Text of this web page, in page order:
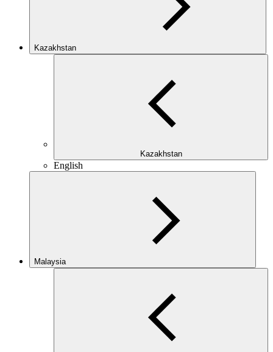
Kazakhstan
Kazakhstan
English
Malaysia